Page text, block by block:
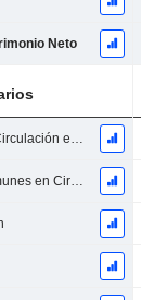
Neto
Total de Acciones en Circulación en la Fecha de Presentación
Total de Acciones Comunes en Circulación